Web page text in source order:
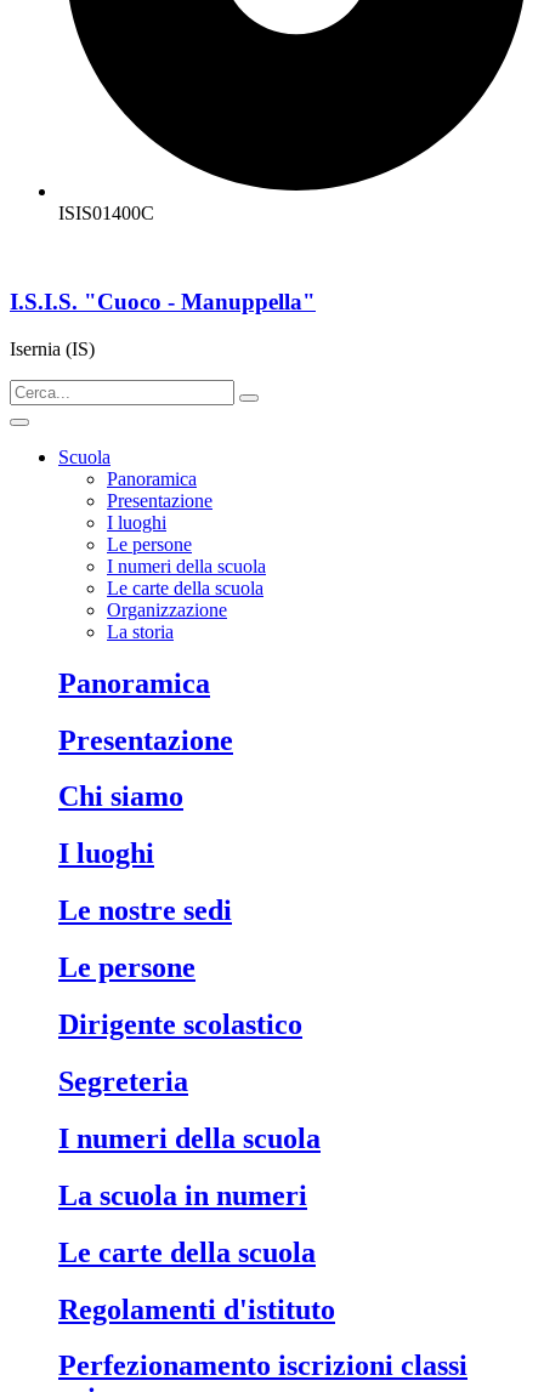
ISIS01400C
I.S.I.S. "Cuoco - Manuppella"
Isernia (IS)
Scuola
Panoramica
Presentazione
I luoghi
Le persone
I numeri della scuola
Le carte della scuola
Organizzazione
La storia
panoramica
presentazione
chi siamo
i luoghi
le nostre sedi
le persone
dirigente scolastico
segreteria
i numeri della scuola
la scuola in numeri
le carte della scuola
regolamenti d'istituto
perfezionamento iscrizioni classi